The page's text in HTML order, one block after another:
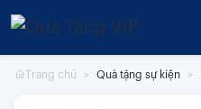
Skip
content
Trang chủ Quà tặng sự kiện